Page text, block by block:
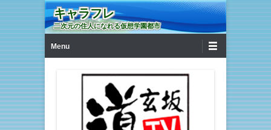
キャラフレ
二次元の住人になれる仮想学園都市
Menu